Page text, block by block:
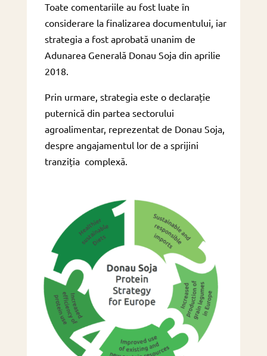
Toate comentariile au fost luate în
considerare la finalizarea documentului, iar
strategia a fost aprobată unanim de
Adunarea Generală Donau Soja din aprilie
2018.
Prin urmare, strategia este o declarație
puternică din partea sectorului
agroalimentar, reprezentat de Donau Soja,
despre angajamentul lor de a sprijini
tranziția complexă.